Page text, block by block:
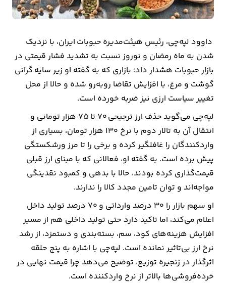
و
تجارت
کشاورزی
راه
و
مسکن
اقتصاد
ایران
ارتباطات
خودرو
عمومی
نوتیف
شناور
داوود لپه‌چی، رئیس هیئت‌مدیره حبوبات ایران، با نزدیک
شدن به ماه رمضان و نوروز نسبت به تشدید فشار قیمتی در
بازار حبوبات هشدار داد؛ بازاری که به گفته او زیر سایه گرانی
گوشت و مرغ، با افزایش تقاضا روبه‌رو شده و حالا از محل
تغییر سیاست ارزی نیز ضربه خورده است.
لپه‌چی می‌گوید حذف ارز ترجیحی ۷۰ تا ۷۵ هزار تومانی و
انتقال آن به تالار دوم با نرخ ۱۳۰ هزار تومان، بسیاری از
واردکنندگان را غافلگیر کرده و برخی را تا مرز ورشکستگی
پیش برده است. به گفته او، فعالانی که با مبنای ارز قبلی
قیمت‌گذاری کرده بودند، حالا با بدهی و کمبود نقدینگی
مواجه‌اند و توان تامین مجدد کالا را ندارند.
او سهم بازار را ۳۰ درصد وارداتی و ۷۰ درصد تولید داخل
اعلام می‌کند، اما تاکید دارد حتی تولید داخلی هم از مسیر
افزایش هزینه‌های کود، سم، بسته‌بندی و دستمزد، از رشد
نرخ ارز بی‌تاثیر نمانده است. لپه‌چی با اشاره به پنج حلقه
اثرگذار در زنجیره توزیع، توضیح می‌دهد چرا قیمت نهایی در
خرده‌فروشی‌ها بالاتر از نرخ واردکننده است.